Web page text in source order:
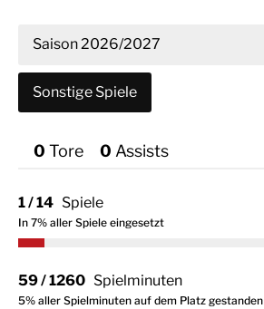
Saison 2026/2027
Saison 2025/2026
Saison 2021/2022
Saison 2020/2021
Sonstige Spiele
0 Tor 0 Assist
1 / 14 Spiele
In 7% aller Spiele eingesetzt
59 / 1260 Spielminuten
5% aller Spielminuten auf dem Platz gestanden